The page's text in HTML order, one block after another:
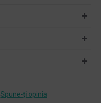
Spune-ţi opinia